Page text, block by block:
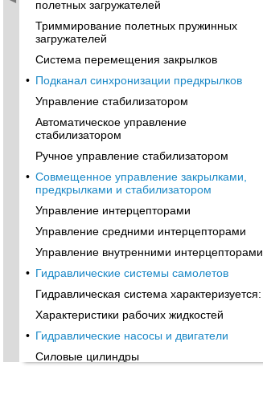
полетных загружателей
Триммирование полетных пружинных
загружателей
Система перемещения закрылков
• Подканал синхронизации предкрылков
Управление стабилизатором
Автоматическое управление
стабилизатором
Ручное управление стабилизатором
• Совмещенное управление закрылками,
предкрылками и стабилизатором
Управление интерцепторами
Управление средними интерцепторами
Управление внутренними интерцепторами
• Гидравлические системы самолетов
Гидравлическая система характеризуется:
Характеристики рабочих жидкостей
• Гидравлические насосы и двигатели
Силовые цилиндры